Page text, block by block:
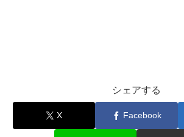
シェアする
X Facebook